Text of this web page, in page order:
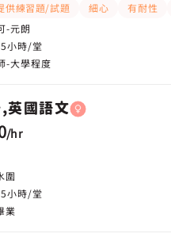
供練習題/試題 細心 有耐性
-元朗
小時/堂
-大學程度
英國語文
/hr
圍
小時/堂
業